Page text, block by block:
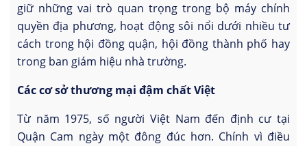
giữ những vai trò quan trọng trong bộ máy chính
quyền địa phương, hoạt động sôi nổi dưới nhiều tư
cách trong hội đồng quận, hội đồng thành phố hay
trong ban giám hiệu nhà trường.
Các cơ sởthương mại đậm chất Việt
Từ năm 1975, số người Việt Nam đến định cư tại
Quận Cam ngày một đông đúc hơn. Chính vì điều